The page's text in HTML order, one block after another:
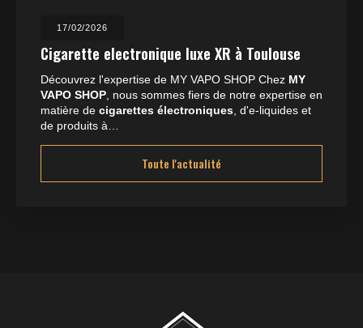
17/02/2026
Cigarette electronique luxe XR à Toulouse
Découvrez l'expertise de MY VAPO SHOP Chez MY
VAPO SHOP , nous sommes fiers de notre expertise en
matière de cigarettes électroniques , d'e-liquides et
de produits à…
Toute l'actualité